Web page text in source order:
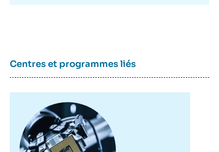
Centres et programmes liés
principale